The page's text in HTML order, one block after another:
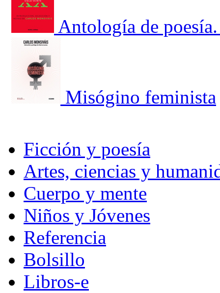
Antología de
Misógino feminista
Ficción y poesía
Artes, ciencias y
Cuerpo y mente
Niños y Jóvenes
Referencia
Bolsillo
Libros-e